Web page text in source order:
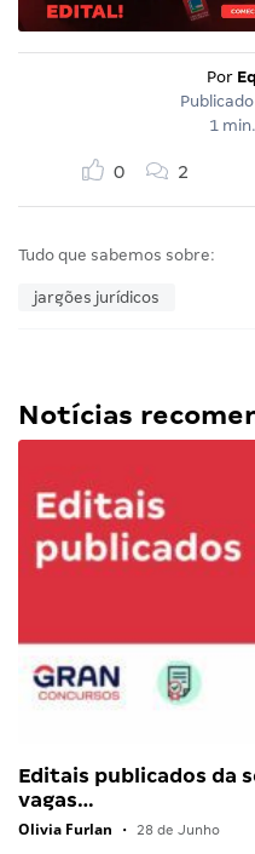
Por
1
0 2
Tudo que sabemos sobre:
jargões jurídicos
Notícias
Editais publicados da
vagas…
Olivia Furlan • 28 de Junho